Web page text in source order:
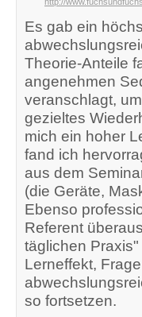
Es gab ein
Theorie-Anteile
angenehmen
veranschlagt,
gezieltes
mich ein hoher
fand ich
aus dem
(die Geräte,
Ebenso
Referent
täglichen
Lerneffekt,
so fortsetzen.